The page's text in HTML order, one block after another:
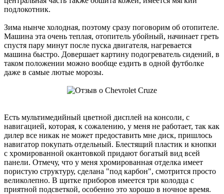
подлокотник.
Зима нынче холодная, поэтому сразу поговорим об отопителе.
Машина эта очень теплая, отопитель убойный, начинает греть
спустя пару минут после пуска двигателя, нагревается
машина быстро. Довершает картину подогреватель сидений, в
таком положении можно вообще ездить в одной футболке
даже в самые лютые морозы.
Есть мультимедийный цветной дисплей на консоли, с
навигацией, которая, к сожалению, у меня не работает, так как
дилер все никак не может предоставить мне диск, пришлось
навигатор покупать отдельный. Блестящий пластик и кнопки
с хромированной окантовкой придают богатый вид всей
панели. Отмечу, что у меня хромированная отделка имеет
пористую структуру, сделана "под карбон", смотрится просто
великолепно. В щитке приборов имеется три колодца с
приятной подсветкой, особенно это хорошо в ночное время.